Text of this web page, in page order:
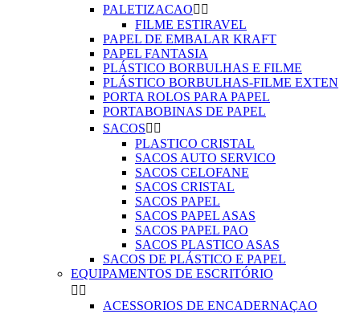
PALETIZACAO 
FILME ESTIRAVEL
PAPEL DE EMBALAR KRAFT
PAPEL FANTASIA
PLÁSTICO BORBULHAS E FILME
PLÁSTICO BORBULHAS-FILME EXTEN
PORTA ROLOS PARA PAPEL
PORTABOBINAS DE PAPEL
SACOS 
PLASTICO CRISTAL
SACOS AUTO SERVICO
SACOS CELOFANE
SACOS CRISTAL
SACOS PAPEL
SACOS PAPEL ASAS
SACOS PAPEL PAO
SACOS PLASTICO ASAS
SACOS DE PLÁSTICO E PAPEL
EQUIPAMENTOS DE ESCRITÓRIO
 
ACESSORIOS DE ENCADERNAÇAO